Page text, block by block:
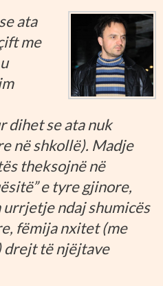
ata
me
dihet se ata nuk
në shkollë). Madje
theksojnë në
e tyre gjinore,
urrjetje ndaj shumicës
fëmija nxitet (me
drejt të njëjtave